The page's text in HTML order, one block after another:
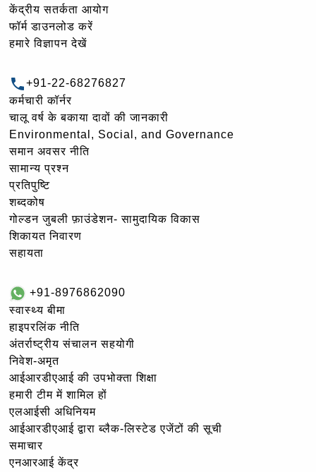
केंद्रीय सतर्कता आयोग
फॉर्म डाउनलोड करें
हमारे विज्ञापन देखें
+91-22-68276827
कर्मचारी कॉर्नर
चालू वर्ष के बकाया दावों की जानकारी
Environmental, Social, and Governance
समान अवसर नीति
सामान्य प्रश्न
प्रतिपुष्टि
शब्दकोष
गोल्‍डन जुबली फ़ाउंडेशन- सामुदायिक विकास
शिकायत निवारण
सहायता
+91-8976862090
स्वास्थ्य बीमा
हाइपरलिंक नीति
अंतर्राष्ट्रीय संचालन सहयोगी
निवेश-अमृत
आईआरडीएआई की उपभोक्ता शिक्षा
हमारी टीम में शामिल हों
एलआईसी अधिनियम
आईआरडीएआई द्वारा ब्लैक-लिस्टेड एजेंटों की सूची
समाचार
एनआरआई केंद्र